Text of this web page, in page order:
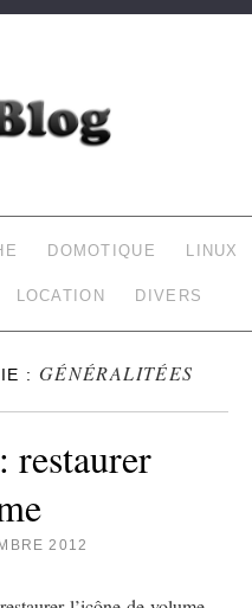
DOMOTIQUE LINUX
LOCATION DIVERS
: GÉNÉRALITÉES
restaurer
2012